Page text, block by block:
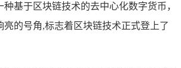
基于区块链技术的去中心化数字货币，
亮的号角,标志着区块链技术正式登上了